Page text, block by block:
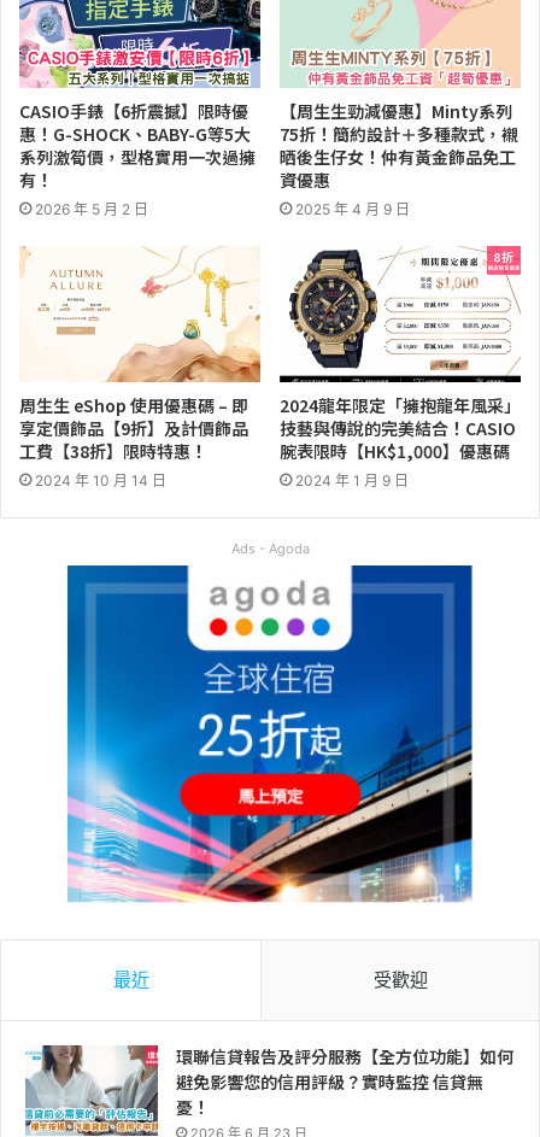
CASIO手錶【6折震撼】限時優
惠！G-SHOCK、BABY-G等5大
系列激筍價，型格實用一次過擁
有！
2026 年 5 月 2 日
【周生生勁減優惠】Minty系列
75折！簡約設計＋多種款式，襯
晒後生仔女！仲有黃金飾品免工
資優惠
2025 年 4 月 9 日
周生生 eShop 使用優惠碼 – 即
享定價飾品【9折】及計價飾品
工費【38折】限時特惠！
2024 年 10 月 14 日
2024龍年限定「擁抱龍年風采」
技藝與傳說的完美結合！CASIO
腕表限時【HK$1,000】優惠碼
2024 年 1 月 9 日
Ads - Agoda
最近 受歡迎
環聯信貸報告及評分服務【全方位功能】如何
避免影響您的信用評級？實時監控 信貸無
憂！
2026 年 6 月 23 日